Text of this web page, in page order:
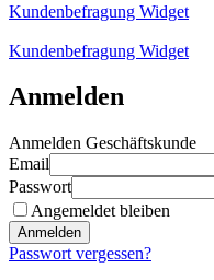
Kundenbefragung Widget
Kundenbefragung Widget
Anmelden
Anmelden Geschäftskunde
Email
Passwort
Angemeldet bleiben
Anmelden
Passwort vergessen?